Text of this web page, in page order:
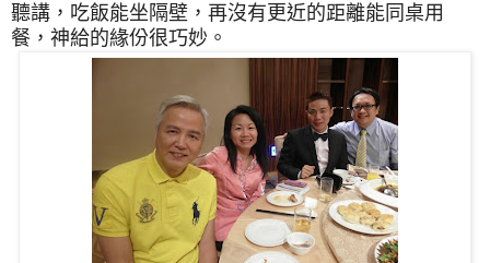
聽講，吃飯能坐隔壁，再沒有更近的距離能同桌用
餐，神給的緣份很巧妙。